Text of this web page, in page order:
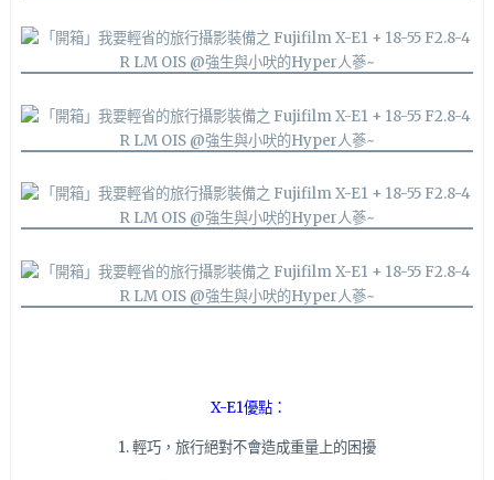
X-E1優點：
1. 輕巧，旅行絕對不會造成重量上的困擾